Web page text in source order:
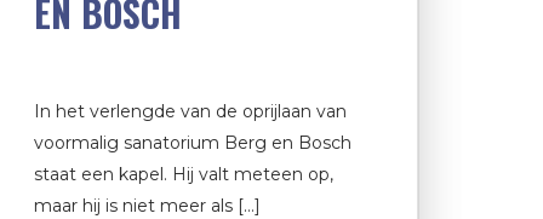
EN BOSCH
In het verlengde van de oprijlaan van
voormalig sanatorium Berg en Bosch
staat een kapel. Hij valt meteen op,
maar hij is niet meer als […]